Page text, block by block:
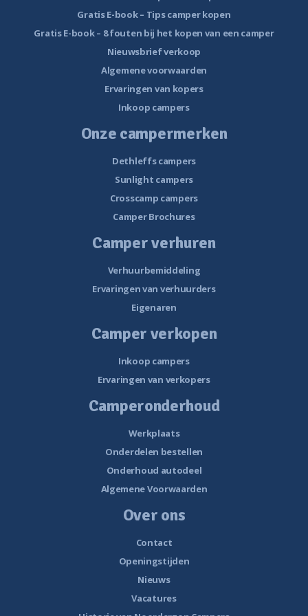
Gratis E-book – Tips camper kopen
Gratis E-book – 8 fouten bij het kopen van een camper
Nieuwsbrief verkoop
Algemene voorwaarden
Ervaringen van kopers
Inkoop campers
Onze campermerken
Dethleffs campers
Sunlight campers
Crosscamp campers
Camper Brochures
Camper verhuren
Verhuurbemiddeling
Ervaringen van verhuurders
Eigenaren
Camper verkopen
Inkoop campers
Ervaringen van verkopers
Camperonderhoud
Werkplaats
Onderdelen bestellen
Onderhoud autodeel
Algemene Voorwaarden
Over ons
Contact
Openingstijden
Nieuws
Vacatures